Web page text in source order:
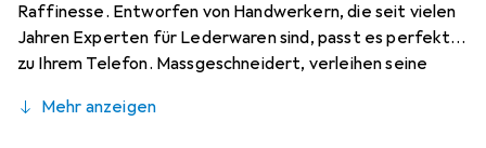
Raffinesse. Entworfen von Handwerkern, die seit vielen
Jahren Experten für Lederwaren sind, passt es perfekt
zu Ihrem Telefon. Massgeschneidert, verleihen seine
schicken und integralen Accessoire Ihres Smartphones.
Mehr anzeigen